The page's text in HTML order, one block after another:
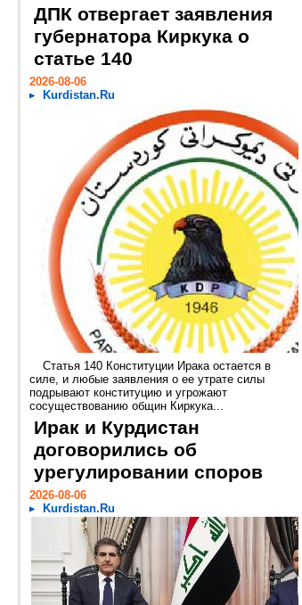
ДПК отвергает заявления
губернатора Киркука о
статье 140
2026-08-06
Kurdistan.Ru
Статья 140 Конституции Ирака остается в
силе, и любые заявления о ее утрате силы
подрывают конституцию и угрожают
сосуществованию общин Киркука...
Ирак и Курдистан
договорились об
урегулировании споров
2026-08-06
Kurdistan.Ru